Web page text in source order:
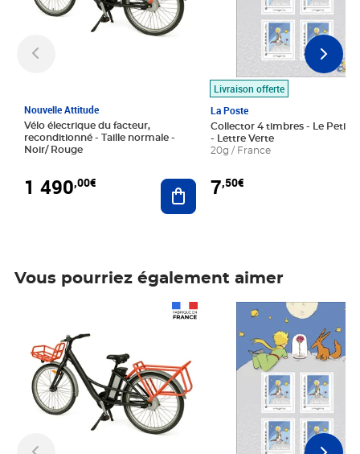
Nouvelle Attitude
Vélo électrique du facteur,
reconditionné - Taille normale -
Noir/ Rouge
1 490,00€ Ajouter au panier
Livraison offerte
La Poste
Collector 4 timbres - Le Petit
- Lettre Verte
20g / France
7,50€
Vous pourriez également aimer
Prix 7,50€